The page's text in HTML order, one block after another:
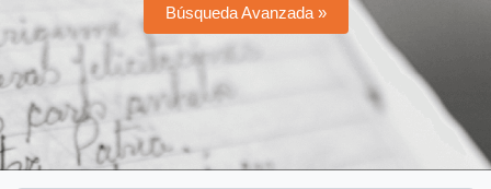
Búsqueda Avanzada »